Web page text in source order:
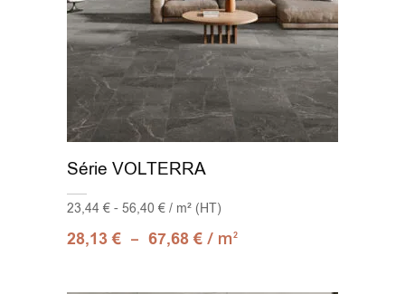
Série VOLTERRA
23,44 € - 56,40 € / m² (HT)
28,13€ – 67,68€ / m2